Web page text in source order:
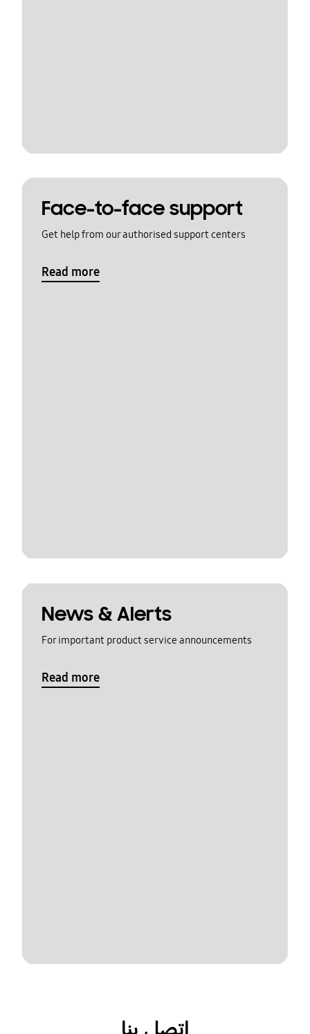
Face-to-face support
Get help from our authorised support centers
Read more
News & Alerts
For important product service announcements
Read more